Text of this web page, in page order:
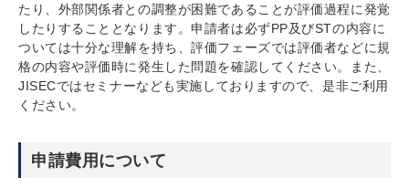
たり、外部関係者との調整が困難であることが評価過程に発覚
したりすることとなります。申請者は必ずPP及びSTの内容に
ついては十分な理解を持ち、評価フェーズでは評価者などに規
格の内容や評価時に発生した問題を確認してください。また、
JISECではセミナーなども実施しておりますので、是非ご利用
ください。
申請費用について